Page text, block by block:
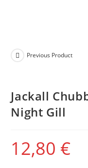
Previous Product
Jackall
Night Gill
12,80 €